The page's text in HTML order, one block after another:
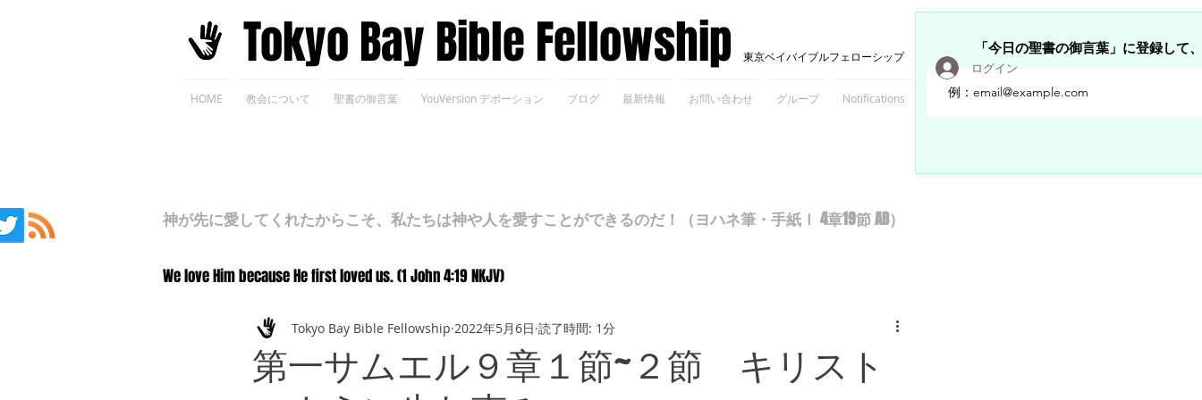
​Tokyo Bay Bible Fellowship 東京ベイバイブルフェローシップ
HOME 教会について 聖書の御言葉 YouVersion デボーション ブログ 最新情報 お問い合わせ グループ Notifications Members
「今日の聖書の御言葉」に登録して
ログイン
神が先に愛してくれたからこそ、私たちは神や人を愛すことができるのだ！（ヨハネ筆・手紙Ⅰ 4章19節 AB）
We love Him because He first loved us. (1 John 4:19 NKJV)
第一サムエル９章１節~２節 キリスト
Tokyo Bay Bible Fellowship 2022年5月6日 読了時間: 1分